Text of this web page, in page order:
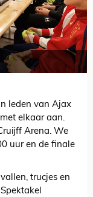
leden van Ajax
elkaar aan.
Arena. We
uur en de finale
trucjes en